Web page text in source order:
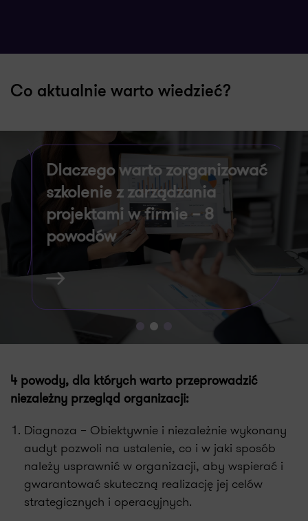
Co aktualnie warto wiedzieć?
Dlaczego warto zorganizować
szkolenie z zarządzania
projektami w firmie – 8
powodów
Zarządzanie projektami wiąże się z
wdrożeniem zasad planowania, realizacji i
raportowania projektów. Efektywny project
manager i skuteczne zarządzanie projektami
4 powody, dla których warto przeprowadzić
niezależny przegląd organizacji:
Diagnoza – Obiektywnie i niezależnie wykonany
audyt pozwoli na ustalenie, co i w jaki sposób
należy usprawnić w organizacji, aby wspierać i
gwarantować skuteczną realizację jej celów
strategicznych i operacyjnych.